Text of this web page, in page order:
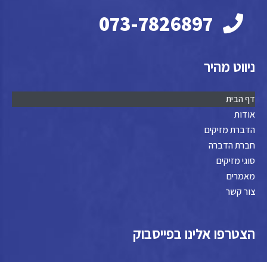
ניווט מהיר
דף הבית
אודות
הדברת מזיקים
חברת הדברה
סוגי מזיקים
מאמרים
צור קשר
הצטרפו אלינו בפייסבוק